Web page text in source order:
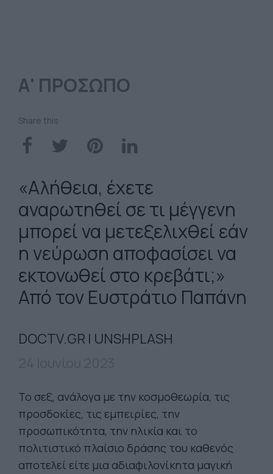
Α' ΠΡΟΣΩΠΟ
Share this
«Αλήθεια, έχετε
αναρωτηθεί σε τι μέγγενη
μπορεί να μετεξελιχθεί εάν
η νεύρωση αποφασίσει να
εκτονωθεί στο κρεβάτι;»
Από τον Ευστράτιο Παπάνη
DOCTV.GR | UNSHPLASH
Το σεξ, ανάλογα με την κοσμοθεωρία, τις
προσδοκίες, τις εμπειρίες, την
προσωπικότητα, την ηλικία και το
πολιτιστικό πλαίσιο δράσης του καθενός
αποτελεί είτε μια αδιαφιλονίκητα μαγική